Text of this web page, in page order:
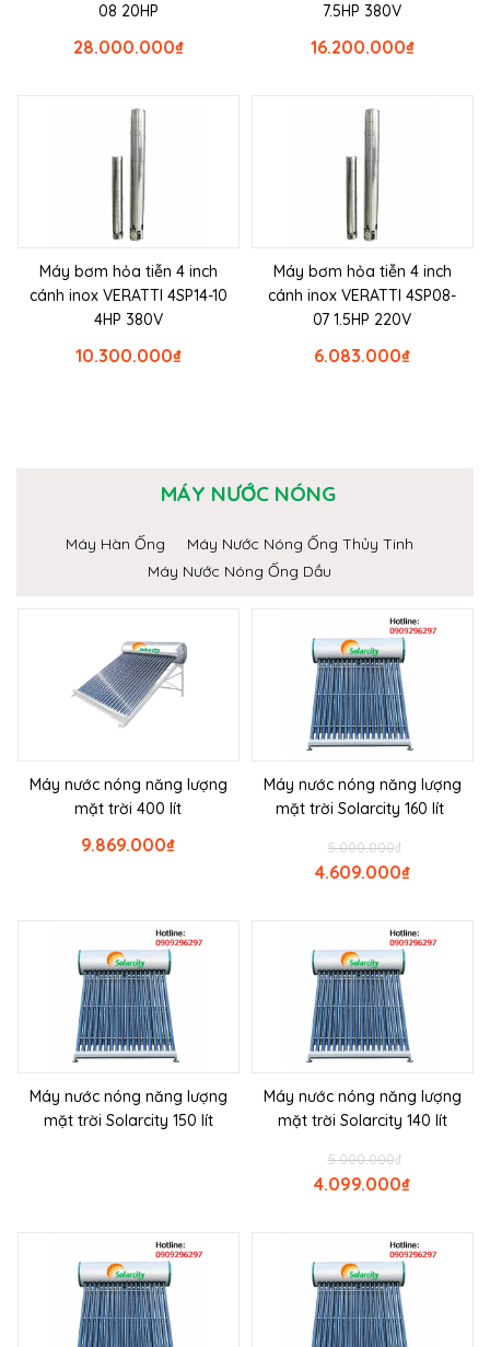
08 20HP
₫
28.000.000
7.5HP 380V
₫
16.200.000
Máy bơm hỏa tiễn 4 inch
cánh inox VERATTI 4SP14-10
4HP 380V
₫
10.300.000
Máy bơm hỏa tiễn 4 inch
cánh inox VERATTI 4SP08-
07 1.5HP 220V
₫
6.083.000
MÁY NƯỚC NÓNG
Máy Hàn Ống
Máy Nước Nóng Ống Thủy Tinh
Máy Nước Nóng Ống Dầu
Máy nước nóng năng lượng
mặt trời 400 lít
₫
9.869.000
Máy nước nóng năng lượng
mặt trời Solarcity 160 lít
₫
5.000.000
₫
4.609.000
Máy nước nóng năng lượng
mặt trời Solarcity 150 lít
Máy nước nóng năng lượng
mặt trời Solarcity 140 lít
₫
5.000.000
₫
4.099.000